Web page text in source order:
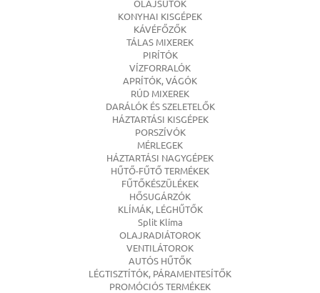
OLAJSÜTŐK
KONYHAI KISGÉPEK
KÁVÉFŐZŐK
TÁLAS MIXEREK
PIRÍTÓK
VÍZFORRALÓK
APRÍTÓK, VÁGÓK
RÚD MIXEREK
DARÁLÓK ÉS SZELETELŐK
HÁZTARTÁSI KISGÉPEK
PORSZÍVÓK
MÉRLEGEK
HÁZTARTÁSI NAGYGÉPEK
HŰTŐ-FŰTŐ TERMÉKEK
FŰTŐKÉSZÜLÉKEK
HŐSUGÁRZÓK
KLÍMÁK, LÉGHŰTŐK
Split Klíma
OLAJRADIÁTOROK
VENTILÁTOROK
AUTÓS HŰTŐK
LÉGTISZTÍTÓK, PÁRAMENTESÍTŐK
PROMÓCIÓS TERMÉKEK